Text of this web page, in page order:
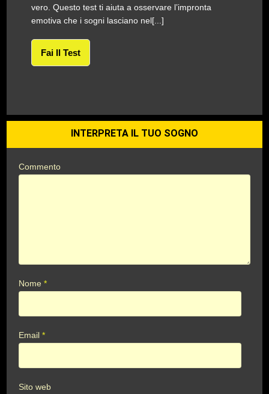
vero. Questo test ti aiuta a osservare l’impronta
emotiva che i sogni lasciano nel[...]
Fai Il Test
INTERPRETA IL TUO SOGNO
Commento
Nome*
Email*
Sito web